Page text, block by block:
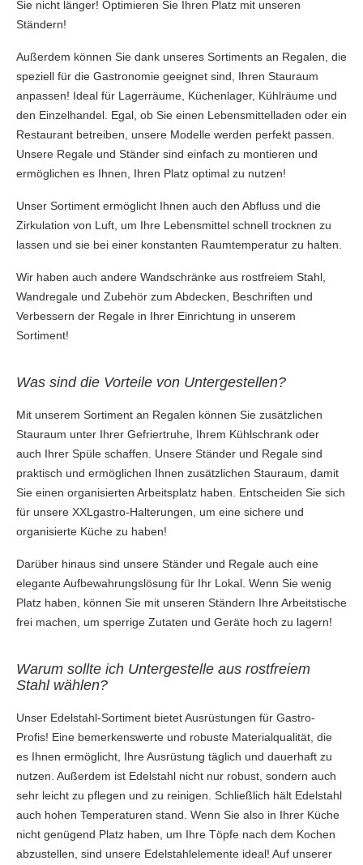
Sie nicht länger! Optimieren Sie Ihren Platz mit unseren
Ständern!
Außerdem können Sie dank unseres Sortiments an Regalen, die
speziell für die Gastronomie geeignet sind, Ihren Stauraum
anpassen! Ideal für Lagerräume, Küchenlager, Kühlräume und
den Einzelhandel. Egal, ob Sie einen Lebensmittelladen oder ein
Restaurant betreiben, unsere Modelle werden perfekt passen.
Unsere Regale und Ständer sind einfach zu montieren und
ermöglichen es Ihnen, Ihren Platz optimal zu nutzen!
Unser Sortiment ermöglicht Ihnen auch den Abfluss und die
Zirkulation von Luft, um Ihre Lebensmittel schnell trocknen zu
lassen und sie bei einer konstanten Raumtemperatur zu halten.
Wir haben auch andere Wandschränke aus rostfreiem Stahl,
Wandregale und Zubehör zum Abdecken, Beschriften und
Verbessern der Regale in Ihrer Einrichtung in unserem
Sortiment!
Was sind die Vorteile von Untergestellen?
Mit unserem Sortiment an Regalen können Sie zusätzlichen
Stauraum unter Ihrer Gefriertruhe, Ihrem Kühlschrank oder
auch Ihrer Spüle schaffen. Unsere Ständer und Regale sind
praktisch und ermöglichen Ihnen zusätzlichen Stauraum, damit
Sie einen organisierten Arbeitsplatz haben. Entscheiden Sie sich
für unsere XXLgastro-Halterungen, um eine sichere und
organisierte Küche zu haben!
Darüber hinaus sind unsere Ständer und Regale auch eine
elegante Aufbewahrungslösung für Ihr Lokal. Wenn Sie wenig
Platz haben, können Sie mit unseren Ständern Ihre Arbeitstische
frei machen, um sperrige Zutaten und Geräte hoch zu lagern!
Warum sollte ich Untergestelle aus rostfreiem
Stahl wählen?
Unser Edelstahl-Sortiment bietet Ausrüstungen für Gastro-
Profis! Eine bemerkenswerte und robuste Materialqualität, die
es Ihnen ermöglicht, Ihre Ausrüstung täglich und dauerhaft zu
nutzen. Außerdem ist Edelstahl nicht nur robust, sondern auch
sehr leicht zu pflegen und zu reinigen. Schließlich hält Edelstahl
auch hohen Temperaturen stand. Wenn Sie also in Ihrer Küche
nicht genügend Platz haben, um Ihre Töpfe nach dem Kochen
abzustellen, sind unsere Edelstahlelemente ideal! Auf unserer